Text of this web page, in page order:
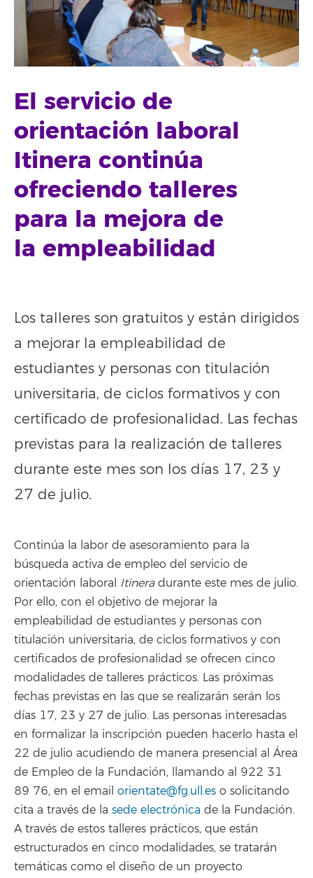
El servicio de
orientación laboral
Itinera continúa
ofreciendo talleres
para la mejora de
la empleabilidad
Los talleres son gratuitos y están dirigidos
a mejorar la empleabilidad de
estudiantes y personas con titulación
universitaria, de ciclos formativos y con
certificado de profesionalidad. Las fechas
previstas para la realización de talleres
durante este mes son los días 17, 23 y
27 de julio.
Continúa la labor de asesoramiento para la
búsqueda activa de empleo del servicio de
orientación laboral Itineradurante este mes de julio.
Por ello, con el objetivo de mejorar la
empleabilidad de estudiantes y personas con
titulación universitaria, de ciclos formativos y con
certificados de profesionalidad se ofrecen cinco
modalidades de talleres prácticos. Las próximas
fechas previstas en las que se realizarán serán los
días 17, 23 y 27 de julio. Las personas interesadas
en formalizar la inscripción pueden hacerlo hasta el
22 de julio acudiendo de manera presencial al Área
de Empleo de la Fundación, llamando al 922 31
89 76, en el email orientate@fg.ull.es o solicitando
cita a través de la sede electrónica de la Fundación.
A través de estos talleres prácticos, que están
estructurados en cinco modalidades, se tratarán
temáticas como el diseño de un proyecto